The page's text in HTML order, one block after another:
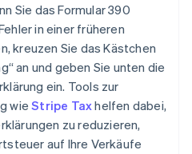
Sie das Formular 390
in einer früheren
kreuzen Sie das Kästchen
an und geben Sie unten die
ein. Tools zur
wieStripe Taxhelfen dabei,
zu reduzieren,
auf Ihre Verkäufe